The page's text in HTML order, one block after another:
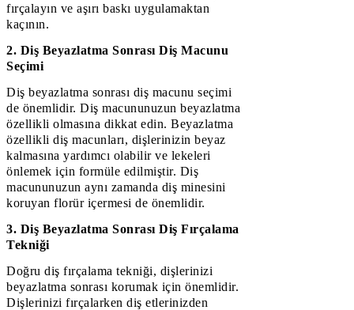
fırçalayın ve aşırı baskı uygulamaktan
kaçının.
2. Diş Beyazlatma Sonrası Diş Macunu
Seçimi
Diş beyazlatma sonrası diş macunu seçimi
de önemlidir. Diş macununuzun beyazlatma
özellikli olmasına dikkat edin. Beyazlatma
özellikli diş macunları, dişlerinizin beyaz
kalmasına yardımcı olabilir ve lekeleri
önlemek için formüle edilmiştir. Diş
macununuzun aynı zamanda diş minesini
koruyan florür içermesi de önemlidir.
3. Diş Beyazlatma Sonrası Diş Fırçalama
Tekniği
Doğru diş fırçalama tekniği, dişlerinizi
beyazlatma sonrası korumak için önemlidir.
Dişlerinizi fırçalarken diş etlerinizden